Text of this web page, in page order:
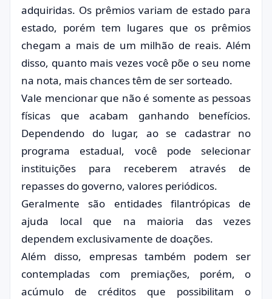
adquiridas. Os prêmios variam de estado para
estado, porém tem lugares que os prêmios
chegam a mais de um milhão de reais. Além
disso, quanto mais vezes você põe o seu nome
na nota, mais chances têm de ser sorteado.
Vale mencionar que não é somente as pessoas
físicas que acabam ganhando benefícios.
Dependendo do lugar, ao se cadastrar no
programa estadual, você pode selecionar
instituições para receberem através de
repasses do governo, valores periódicos.
Geralmente são entidades filantrópicas de
ajuda local que na maioria das vezes
dependem exclusivamente de doações.
Além disso, empresas também podem ser
contempladas com premiações, porém, o
acúmulo de créditos que possibilitam o